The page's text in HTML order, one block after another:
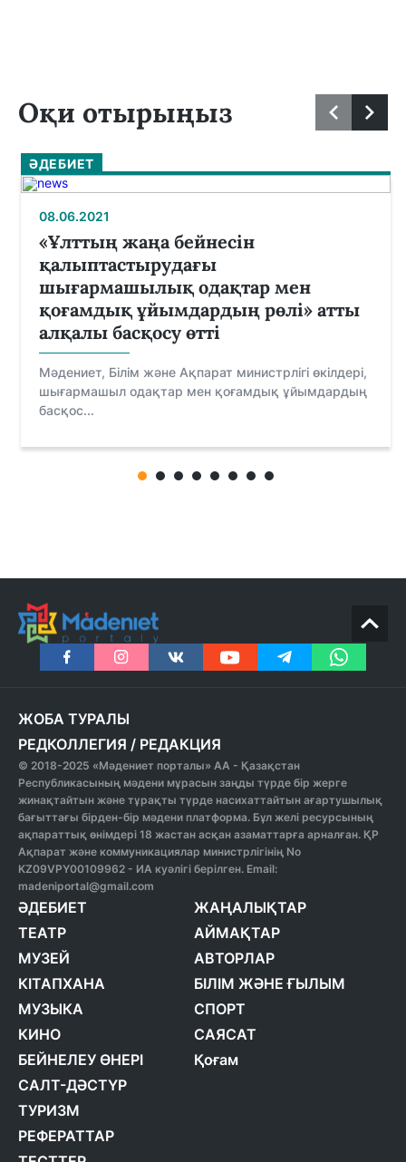
Оқи отырыңыз
ӘДЕБИЕТ
08.06.2021
«Ұлттың жаңа бейнесін
қалыптастырудағы
шығармашылық одақтар мен
қоғамдық ұйымдардың рөлі» атты
алқалы басқосу өтті
Мәдениет, Білім және Ақпарат министрлігі өкілдері,
шығармашыл одақтар мен қоғамдық ұйымдардың
басқос...
ЖОБА ТУРАЛЫ
РЕДКОЛЛЕГИЯ / РЕДАКЦИЯ
© 2018-2025 «Мәдениет порталы» АА - Қазақстан
Республикасының мәдени мұрасын заңды түрде бір жерге
жинақтайтын және тұрақты түрде насихаттайтын ағартушылық
бағыттағы бірден-бір мәдени платформа. Бұл желі ресурсының
ақпараттық өнімдері 18 жастан асқан азаматтарға арналған. ҚР
Ақпарат және коммуникациялар министрлігінің No
KZ09VPY00109962 - ИА куәлігі берілген. Email:
madeniportal@gmail.com
ӘДЕБИЕТ
ТЕАТР
МУЗЕЙ
КІТАПХАНА
МУЗЫКА
КИНО
БЕЙНЕЛЕУ ӨНЕРІ
САЛТ-ДӘСТҮР
ТУРИЗМ
РЕФЕРАТТАР
ЖАҢАЛЫҚТАР
АЙМАҚТАР
АВТОРЛАР
БІЛІМ ЖӘНЕ ҒЫЛЫМ
СПОРТ
САЯСАТ
Қоғам